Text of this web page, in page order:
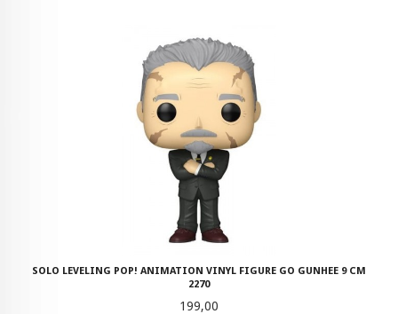
SOLO LEVELING POP! ANIMATION VINYL FIGURE GO GUNHEE 9 CM
2270
Pris
199,00